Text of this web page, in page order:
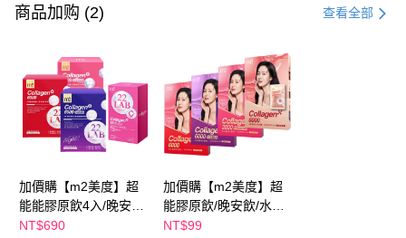
信用卡一次付款
LINE Pay
Apple Pay
街口支付
悠遊付
Google Pay
商品加购 (2) 查看全部
加價購【m2美度】超
能能膠原飲4入/晚安飲
4入/水光飲4入/新生飲
NT$690
加價購【m2美度】超
能膠原飲/晚安飲/水光
飲/新生飲-孫藝珍推薦
NT$99